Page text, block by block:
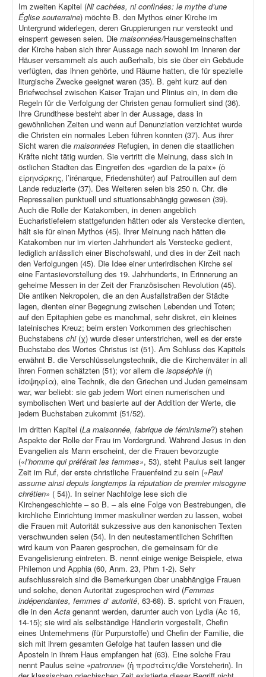
Im zweiten Kapitel (Ni cachées, ni confinées: le mythe d’une
Église souterraine) möchte B. den Mythos einer Kirche im
Untergrund widerlegen, deren Gruppierungen nur versteckt und
einsperrt gewesen seien. Die maisonnées/Hausgemeinschaften
der Kirche haben sich ihrer Aussage nach sowohl im Inneren der
Häuser versammelt als auch außerhalb, bis sie über ein Gebäude
verfügten, das ihnen gehörte, und Räume hatten, die für spezielle
liturgische Zwecke geeignet waren (35). B. geht kurz auf den
Briefwechsel zwischen Kaiser Trajan und Plinius ein, in dem die
Regeln für die Verfolgung der Christen genau formuliert sind (36).
Ihre Grundthese besteht aber in der Aussage, dass in
gewöhnlichen Zeiten und wenn auf Denunziation verzichtet wurde
die Christen ein normales Leben führen konnten (37). Aus ihrer
Sicht waren die maisonnées Refugien, in denen die staatlichen
Kräfte nicht tätig wurden. Sie vertritt die Meinung, dass sich in
östlichen Städten das Eingreifen des «gardien de la paix» (ὁ
εἰρηνάρκης, l’irénarque, Friedenshüter) auf Patrouillen auf dem
Lande reduzierte (37). Des Weiteren seien bis 250 n. Chr. die
Repressalien punktuell und situationsabhängig gewesen (39).
Auch die Rolle der Katakomben, in denen angeblich
Eucharistiefeiern stattgefunden hätten oder als Verstecke dienten,
hält sie für einen Mythos (45). Ihrer Meinung nach hätten die
Katakomben nur im vierten Jahrhundert als Verstecke gedient,
lediglich anlässlich einer Bischofswahl, und dies in der Zeit nach
den Verfolgungen (45). Die Idee einer unterirdischen Kirche sei
eine Fantasievorstellung des 19. Jahrhunderts, in Erinnerung an
geheime Messen in der Zeit der Französischen Revolution (45).
Die antiken Nekropolen, die an den Ausfallstraßen der Städte
lagen, dienten einer Begegnung zwischen Lebenden und Toten;
auf den Epitaphien gebe es manchmal, sehr diskret, ein kleines
lateinisches Kreuz; beim ersten Vorkommen des griechischen
Buchstabens chi (χ) wurde dieser unterstrichen, weil es der erste
Buchstabe des Wortes Christus ist (51). Am Schluss des Kapitels
erwähnt B. die Verschlüsselungstechnik, die die Kirchenväter in all
ihren Formen schätzten (51); vor allem die isopséphie (ἡ
ἰσοψηφία), eine Technik, die den Griechen und Juden gemeinsam
war, war beliebt: sie gab jedem Wort einen numerischen und
symbolischen Wert und basierte auf der Addition der Werte, die
jedem Buchstaben zukommt (51/52).
Im dritten Kapitel (La maisonnée, fabrique de féminisme?) stehen
Aspekte der Rolle der Frau im Vordergrund. Während Jesus in den
Evangelien als Mann erscheint, der die Frauen bevorzugte
(«l’homme qui préférait les femmes», 53), steht Paulus seit langer
Zeit im Ruf, der erste christliche Frauenfeind zu sein («Paul
assume ainsi depuis longtemps la réputation de premier misogyne
chrétien» ( 54)). In seiner Nachfolge lese sich die
Kirchengeschichte – so B. – als eine Folge von Bestrebungen, die
kirchliche Einrichtung immer maskuliner werden zu lassen, wobei
die Frauen mit Autorität sukzessive aus den kanonischen Texten
verschwunden seien (54). In den neutestamentlichen Schriften
wird kaum von Paaren gesprochen, die gemeinsam für die
Evangelisierung eintreten. B. nennt einige wenige Beispiele, etwa
Philemon und Apphia (60, Anm. 23, Phm 1-2). Sehr
aufschlussreich sind die Bemerkungen über unabhängige Frauen
und solche, denen Autorität zugesprochen wird (Femmes
indépendantes, femmes d‘ autorité, 63-68). B. spricht von Frauen,
die in denActa genannt werden, darunter auch von Lydia (Ac 16,
14-15); sie wird als selbständige Händlerin vorgestellt, Chefin
eines Unternehmens (für Purpurstoffe) und Chefin der Familie, die
sich mit ihrem gesamten Gefolge hat taufen lassen und die
Aposteln in ihrem Haus empfangen hat (63). Eine solche Frau
nennt Paulus seine «patronne» (ἡ προστάτις/die Vorsteherin). In